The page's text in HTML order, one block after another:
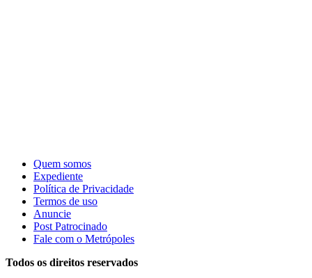
Quem somos
Expediente
Política de Privacidade
Termos de uso
Anuncie
Post Patrocinado
Fale com o Metrópoles
Todos os direitos reservados